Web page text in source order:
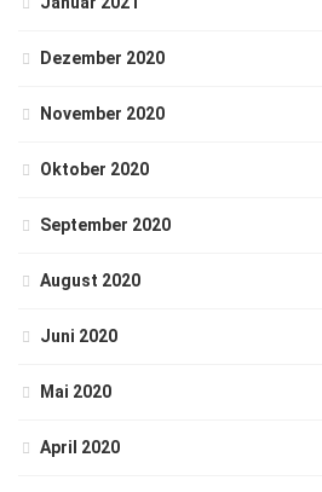
Dezember 2020
November 2020
Oktober 2020
September 2020
August 2020
Juni 2020
Mai 2020
April 2020